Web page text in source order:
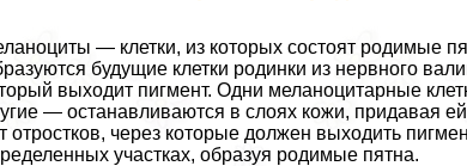
— клетки, из которых состоят родимые
будущие клетки родинки из нервного
выходит пигмент. Одни меланоцитарные
— останавливаются в слоях кожи, придавая
отростков, через которые должен выходить
участках, образуя родимые пятна.